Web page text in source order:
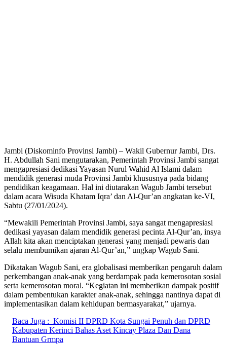
Jambi (Diskominfo Provinsi Jambi) – Wakil Gubernur Jambi, Drs.
H. Abdullah Sani mengutarakan, Pemerintah Provinsi Jambi sangat
mengapresiasi dedikasi Yayasan Nurul Wahid Al Islami dalam
mendidik generasi muda Provinsi Jambi khususnya pada bidang
pendidikan keagamaan. Hal ini diutarakan Wagub Jambi tersebut
dalam acara Wisuda Khatam Iqra’ dan Al-Qur’an angkatan ke-VI,
Sabtu (27/01/2024).
“Mewakili Pemerintah Provinsi Jambi, saya sangat mengapresiasi
dedikasi yayasan dalam mendidik generasi pecinta Al-Qur’an, insya
Allah kita akan menciptakan generasi yang menjadi pewaris dan
selalu membumikan ajaran Al-Qur’an,” ungkap Wagub Sani.
Dikatakan Wagub Sani, era globalisasi memberikan pengaruh dalam
perkembangan anak-anak yang berdampak pada kemerosotan sosial
serta kemerosotan moral. “Kegiatan ini memberikan dampak positif
dalam pembentukan karakter anak-anak, sehingga nantinya dapat di
implementasikan dalam kehidupan bermasyarakat,” ujarnya.
Baca Juga : Komisi II DPRD Kota Sungai Penuh dan DPRD
Kabupaten Kerinci Bahas Aset Kincay Plaza Dan Dana
Bantuan Grmpa